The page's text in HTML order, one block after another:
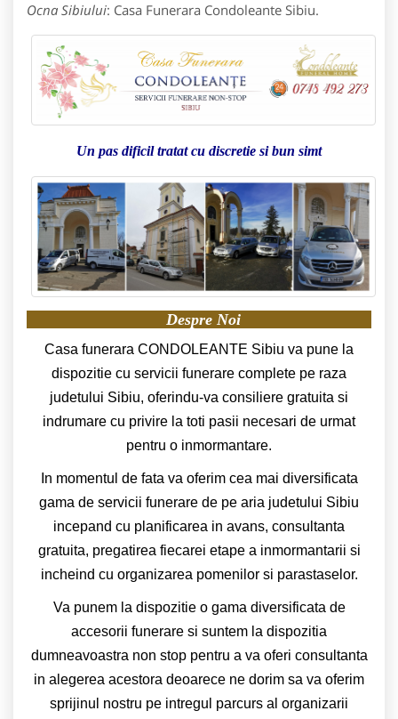
Ocna Sibiului: Casa Funerara Condoleante Sibiu.
Un pas dificil tratat cu discretie si bun simt
Despre Noi
Casa funerara CONDOLEANTE Sibiu va pune la
dispozitie cu servicii funerare complete pe raza
judetului Sibiu, oferindu-va consiliere gratuita si
indrumare cu privire la toti pasii necesari de urmat
pentru o inmormantare.
In momentul de fata va oferim cea mai diversificata
gama de servicii funerare de pe aria judetului Sibiu
incepand cu planificarea in avans, consultanta
gratuita, pregatirea fiecarei etape a inmormantarii si
incheind cu organizarea pomenilor si parastaselor.
Va punem la dispozitie o gama diversificata de
accesorii funerare si suntem la dispozitia
dumneavoastra non stop pentru a va oferi consultanta
in alegerea acestora deoarece ne dorim sa va oferim
sprijinul nostru pe intregul parcurs al organizarii